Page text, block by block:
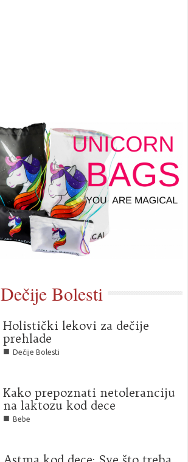
Dečije Bolesti
Holistički lekovi za dečije
prehlade
■ Dečije Bolesti
Kako prepoznati netoleranciju
na laktozu kod dece
■ Bebe